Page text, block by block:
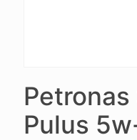
Petronas
Pulus